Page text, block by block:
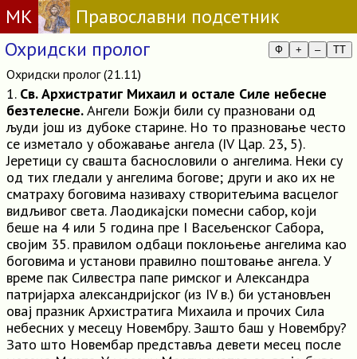
МК
Православни подсетник
Охридски пролог
Ф + – TT
Охридски пролог (21.11)
1. Св. Архистратиг Михаил и остале Силе небесне
безтелесне.Ангели Божји били су празновани од
људи још из дубоке старине. Но то празновање често
се изметало у обожавање ангела (IV Цар. 23, 5).
Јеретици су свашта баснословили о ангелима. Неки су
од тих гледали у ангелима богове; други и ако их не
сматраху боговима називаху створитељима васцелог
видљивог света. Лаодикајски помесни сабор, који
беше на 4 или 5 година пре I Васељенског Сабора,
својим 35. правилом одбаци поклоњење ангелима као
боговима и установи правилно поштовање ангела. У
време пак Силвестра папе римског и Александра
патријарха александријског (из IV в.) би установљен
овај празник Архистратига Михаила и прочих Сила
небесних у месецу Новембру. Зашто баш у Новембру?
Зато што Новембар представља девети месец после